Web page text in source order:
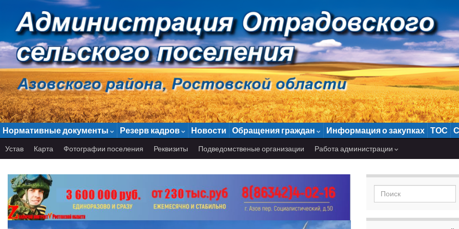
Нормативные документы Резерв кадров Новости Обращения граждан Информация о закупках ТОС
Устав Карта Фотографии поселения Реквизиты Подведомственые организации Работа администрации
Search for: